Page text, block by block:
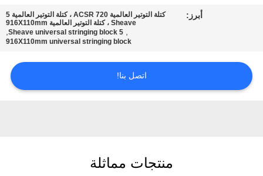
أبرز:
كتلة التوتير العالمية ACSR 720 ، كتلة التوتير العالمية 5
Sheave ، كتلة التوتير العالمية 916X110mm
,
5 Sheave universal stringing block
,
916X110mm universal stringing block
اتصل بنا!
منتجات مماثلة